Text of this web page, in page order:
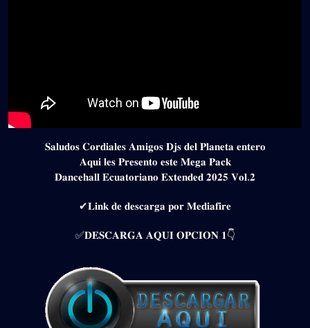
𝐒𝐚𝐥𝐮𝐝𝐨𝐬 𝐂𝐨𝐫𝐝𝐢𝐚𝐥𝐞𝐬 𝐀𝐦𝐢𝐠𝐨𝐬 𝐃𝐣𝐬 𝐝𝐞𝐥 𝐏𝐥𝐚𝐧𝐞𝐭𝐚 𝐞𝐧𝐭𝐞𝐫𝐨
𝐀𝐪𝐮𝐢 𝐥𝐞𝐬 𝐏𝐫𝐞𝐬𝐞𝐧𝐭𝐨 𝐞𝐬𝐭𝐞 𝐌𝐞𝐠𝐚 𝐏𝐚𝐜𝐤
𝐃𝐚𝐧𝐜𝐞𝐡𝐚𝐥𝐥 𝐄𝐜𝐮𝐚𝐭𝐨𝐫𝐢𝐚𝐧𝐨 𝐄𝐱𝐭𝐞𝐧𝐝𝐞𝐝 𝟐𝟎𝟐𝟓 𝐕𝐨𝐥.𝟐
✔𝐋𝐢𝐧𝐤 𝐝𝐞 𝐝𝐞𝐬𝐜𝐚𝐫𝐠𝐚 𝐩𝐨𝐫 𝐌𝐞𝐝𝐢𝐚𝐟𝐢𝐫𝐞
✅𝐃𝐄𝐒𝐂𝐀𝐑𝐆𝐀 𝐀𝐐𝐔𝐈 𝐎𝐏𝐂𝐈𝐎𝐍 𝟏👇